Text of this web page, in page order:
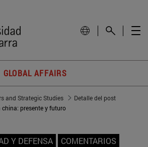
GLOBAL AFFAIRS
and Strategic Studies
Detalle del post
presente y futuro
Y DEFENSA
COMENTARIOS